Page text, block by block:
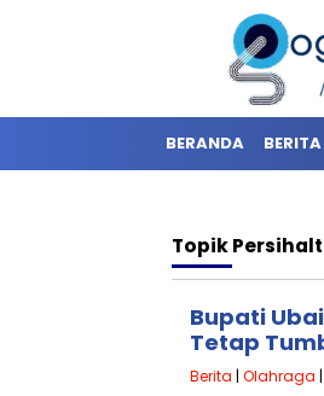
BERANDA BERITA
Topik
Bupati
Tetap
Berita | Olahraga